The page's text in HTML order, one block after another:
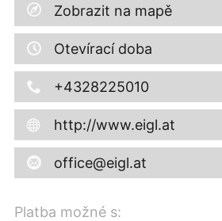
Zobrazit na mapě
Otevírací doba
+4328225010
http://www.eigl.at
office@eigl.at
Platba možné s: